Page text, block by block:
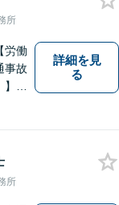
所
労働
事故
市
会
。
詳細を見
る
所